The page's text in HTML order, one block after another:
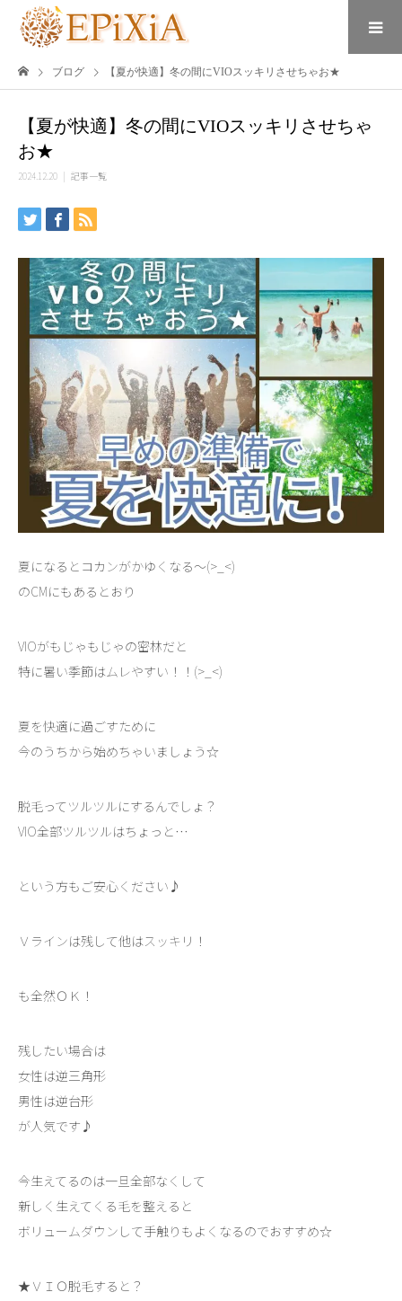
ブログ 【夏が快適】冬の間にVIOスッキリさせちゃお★
【夏が快適】冬の間にVIOスッキリさせちゃ
お★
2024.12.20 記事一覧
夏になるとコカンがかゆくなる～(>_<)
のCMにもあるとおり
VIOがもじゃもじゃの密林だと
特に暑い季節はムレやすい！！(>_<)
夏を快適に過ごすために
今のうちから始めちゃいましょう☆
脱毛ってツルツルにするんでしょ？
VIO全部ツルツルはちょっと…
という方もご安心ください♪
Ｖラインは残して他はスッキリ！
も全然ＯＫ！
残したい場合は
女性は逆三角形
男性は逆台形
が人気です♪
今生えてるのは一旦全部なくして
新しく生えてくる毛を整えると
ボリュームダウンして手触りもよくなるのでおすすめ☆
★ＶＩＯ脱毛すると？